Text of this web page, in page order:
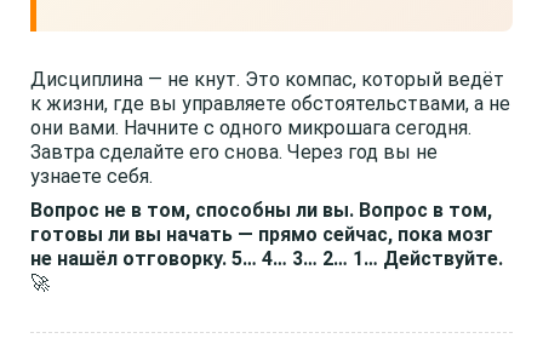
Дисциплина — не кнут. Это компас, который ведёт
к жизни, где вы управляете обстоятельствами, а не
они вами. Начните с одного микрошага сегодня.
Завтра сделайте его снова. Через год вы не
узнаете себя.
Вопрос не в том, способны ли вы. Вопрос в том,
готовы ли вы начать — прямо сейчас, пока мозг
не нашёл отговорку. 5… 4… 3… 2… 1… Действуйте.
🚀